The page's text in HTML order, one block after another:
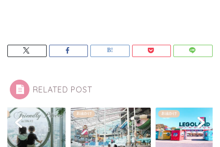
RELATED POST
お出かけ お出かけ